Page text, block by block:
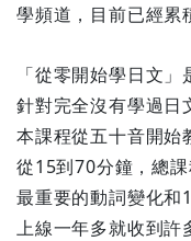
學頻道，目前已經累
「從零開始學日文
針對完全沒有學過日
本課程從五十音開始
從15到70分鐘，總
最重要的動詞變化和
上線一年多就收到許